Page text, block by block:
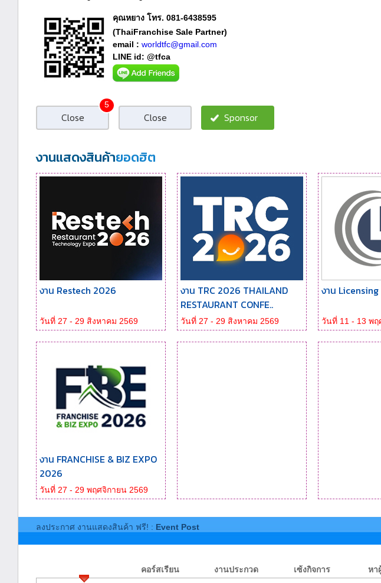
คุณหยาง โทร. 081-6438595
(ThaiFranchise Sale Partner)
email : worldtfc@gmail.com
LINE id: @tfca
5
Close Close Sponsor
งานแสดงสินค้ายอดฮิต
งาน Restech 2026
วันที่ 27 - 29 สิงหาคม 2569
งาน TRC 2026 THAILAND
RESTAURANT CONFE..
วันที่ 27 - 29 สิงหาคม 2569
งาน
วันที่ 11 - 13 พฤ
งาน FRANCHISE & BIZ EXPO
2026
วันที่ 27 - 29 พฤศจิกายน 2569
ลงประกาศ งานแสดงสินค้า ฟรี! : Event Post